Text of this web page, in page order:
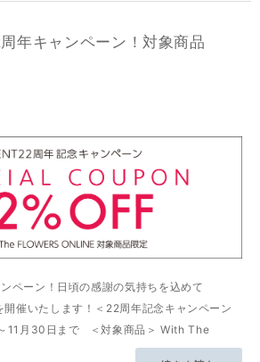
年キャンペーン！対象商品
ペーン！日頃の感謝の気持ちを込めて
催いたします！＜22周年記念キャンペーン
11月30日まで ＜対象商品＞ With The